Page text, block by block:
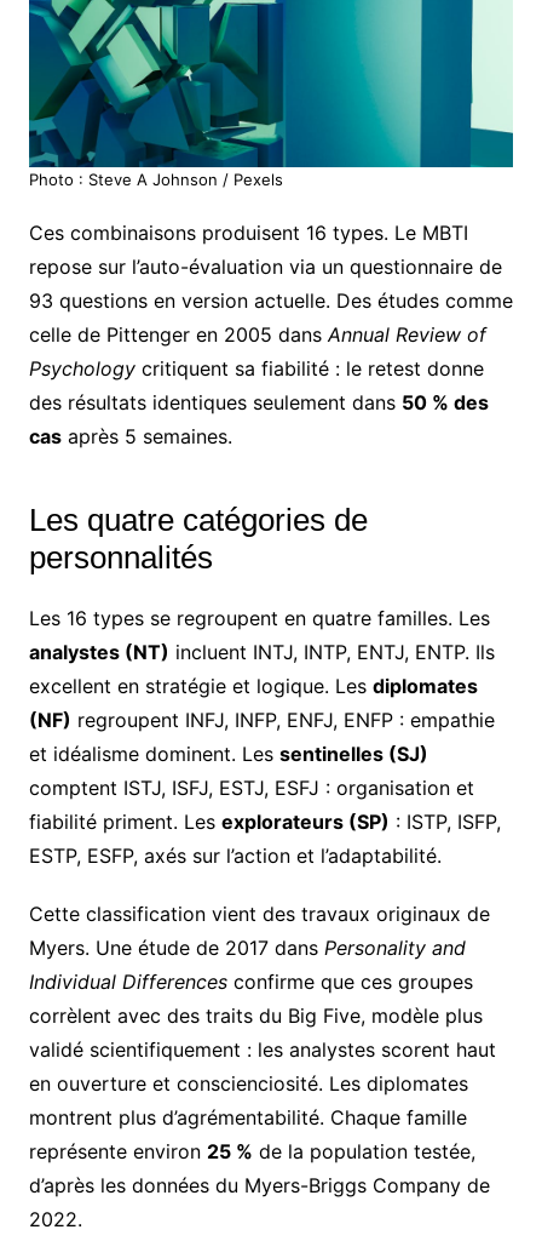
Photo : Steve A Johnson / Pexels
Ces combinaisons produisent 16 types. Le MBTI
repose sur l’auto-évaluation via un questionnaire de
93 questions en version actuelle. Des études comme
celle de Pittenger en 2005 dansAnnual Review of
Psychologycritiquent sa fiabilité : le retest donne
des résultats identiques seulement dans 50 % des
casaprès 5 semaines.
Les quatre catégories de
personnalités
Les 16 types se regroupent en quatre familles. Les
analystes (NT) incluent INTJ, INTP, ENTJ, ENTP. Ils
excellent en stratégie et logique. Les diplomates
(NF) regroupent INFJ, INFP, ENFJ, ENFP : empathie
et idéalisme dominent. Les sentinelles (SJ)
comptent ISTJ, ISFJ, ESTJ, ESFJ : organisation et
fiabilité priment. Les explorateurs (SP) : ISTP, ISFP,
ESTP, ESFP, axés sur l’action et l’adaptabilité.
Cette classification vient des travaux originaux de
Myers. Une étude de 2017 dans Personality and
Individual Differencesconfirme que ces groupes
corrèlent avec des traits du Big Five, modèle plus
validé scientifiquement : les analystes scorent haut
en ouverture et conscienciosité. Les diplomates
montrent plus d’agrémentabilité. Chaque famille
représente environ 25 % de la population testée,
d’après les données du Myers-Briggs Company de
2022.